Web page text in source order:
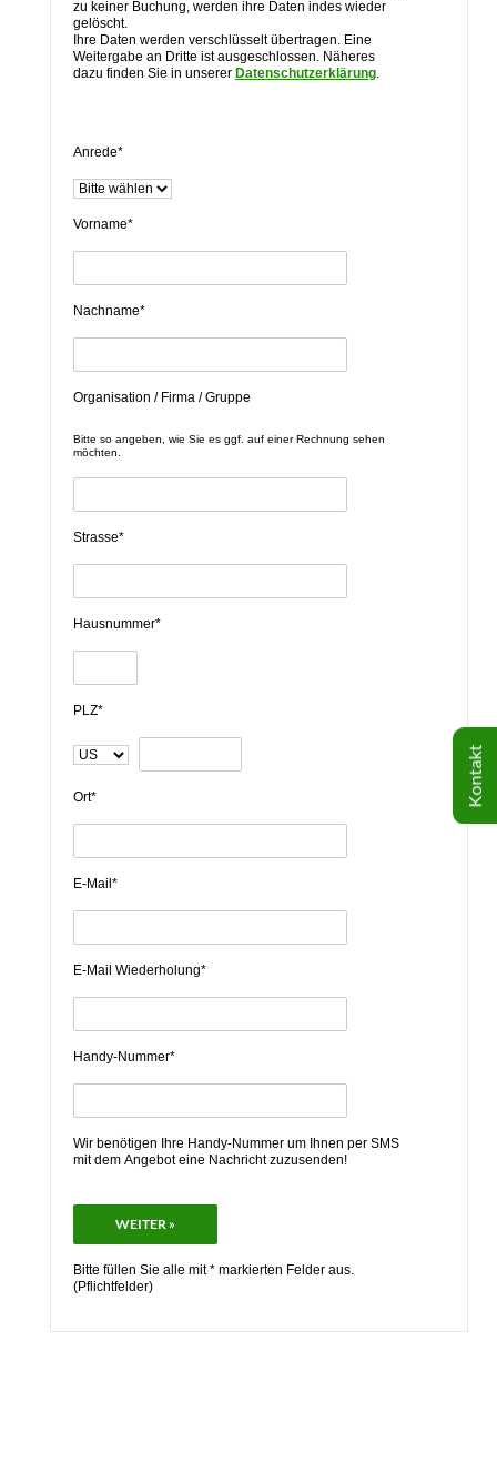
Kontakt
zu keiner Buchung, werden ihre Daten indes wieder
gelöscht.
Ihre Daten werden verschlüsselt übertragen. Eine
Weitergabe an Dritte ist ausgeschlossen. Näheres
dazu finden Sie in unserer Datenschutzerklärung.
Anrede*
Vorname*
Nachname*
Organisation / Firma / Gruppe
Bitte so angeben, wie Sie es ggf. auf einer Rechnung sehen
möchten.
Strasse*
Hausnummer*
PLZ*
Ort*
E-Mail*
E-Mail Wiederholung*
Handy-Nummer*
Wir benötigen Ihre Handy-Nummer um Ihnen per SMS
mit dem Angebot eine Nachricht zuzusenden!
Bitte füllen Sie alle mit * markierten Felder aus.
(Pflichtfelder)